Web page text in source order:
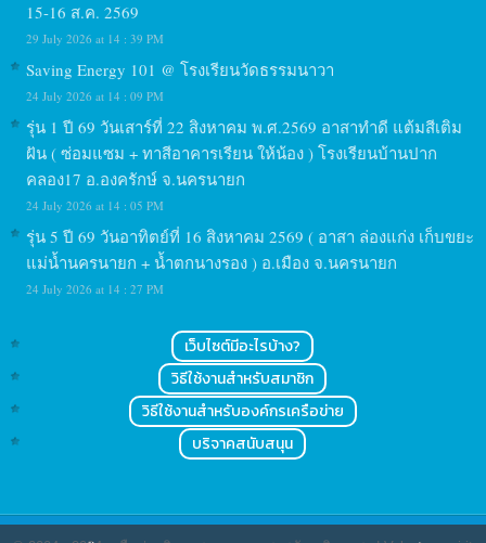
15-16 ส.ค. 2569
29 July 2026 at 14 : 39 PM
Saving Energy 101 @ โรงเรียนวัดธรรมนาวา
24 July 2026 at 14 : 09 PM
รุ่น 1 ปี 69 วันเสาร์ที่ 22 สิงหาคม พ.ศ.2569 อาสาทำดี แต้มสีเติม
ฝัน ( ซ่อมแซม + ทาสีอาคารเรียน ให้น้อง ) โรงเรียนบ้านปาก
คลอง17 อ.องครักษ์ จ.นครนายก
24 July 2026 at 14 : 05 PM
รุ่น 5 ปี 69 วันอาทิตย์ที่ 16 สิงหาคม 2569 ( อาสา ล่องแก่ง เก็บขยะ
แม่น้ำนครนายก + น้ำตกนางรอง ) อ.เมือง จ.นครนายก
24 July 2026 at 14 : 27 PM
เว็บไซต์มีอะไรบ้าง?
วิธีใช้งานสำหรับสมาชิก
วิธีใช้งานสำหรับองค์กรเครือข่าย
บริจาคสนับสนุน